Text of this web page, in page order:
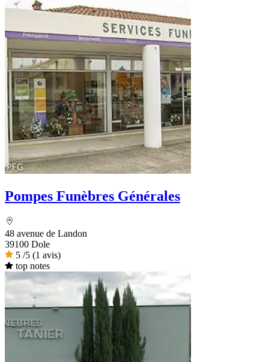
Pompes Funèbres Générales
48 avenue de Landon
39100 Dole
5 /5 (1 avis)
top notes